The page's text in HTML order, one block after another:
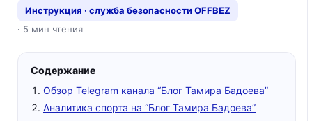
Инструкция · служба безопасности OFFBEZ
· 5 мин чтения
Содержание
Обзор Telegram канала “Блог Тамира Бадоева”
Аналитика спорта на “Блог Тамира Бадоева”